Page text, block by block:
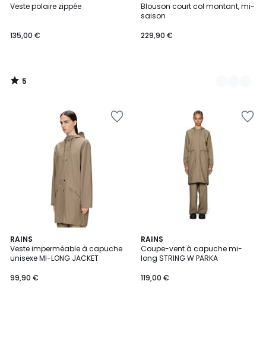
Veste polaire zippée
135,00 €
/
5
/
Blouson court col montant, mi-
saison
229,90 €
Couleurs
RAINS
Veste imperméable à capuche
unisexe MI-LONG JACKET
99,90 €
RAINS
Coupe-vent à capuche mi-
long STRING W PARKA
119,00 €